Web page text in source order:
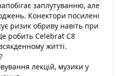
заплутуванню, але
Конектори посилені
ризик обриву навіть при
робить Celebrat C8
житті.
лекцій, музики у